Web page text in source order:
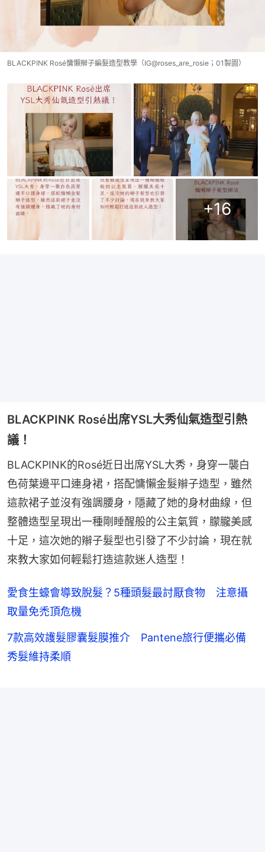
BLACKPINK Rosé慵懶辮子編髮造型教學（IG@roses_are_rosie；01製圖）
+16
BLACKPINK Rosé出席YSL大秀仙氣造型引熱
議！
BLACKPINK的Rosé近日出席YSL大秀，身穿一襲白
色荷葉邊平口連身裙，搭配慵懶金髮辮子造型，雖然
這款裙子並沒有強調腰身，隱藏了她的身材曲線，但
整體造型呈現出一種剛睡醒般的公主氣質，朦朧美感
十足，這次她的辮子髮型也引發了不少討論，現在就
來教大家如何輕鬆打造這款迷人造型！
愛食生蠔會導致脫髮？5種頭髮最討厭食物 注意攝
取量免禿頂危機
7款高效護髮膠囊髮膜推介 Pantene旅行便攜必備
秀髮維持柔順